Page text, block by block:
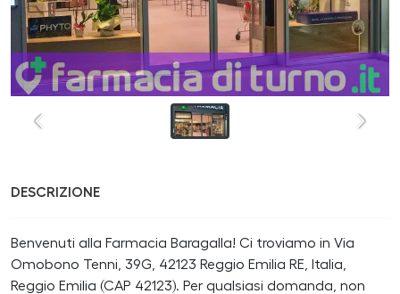
DESCRIZIONE
Benvenuti alla Farmacia Baragalla! Ci troviamo in Via
Omobono Tenni, 39G, 42123 Reggio Emilia RE, Italia,
Reggio Emilia (CAP 42123). Per qualsiasi domanda, non